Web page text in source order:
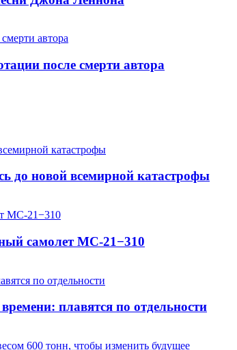
после смерти автора
до новой всемирной катастрофы
самолет МС-21−310
плавятся по отдельности